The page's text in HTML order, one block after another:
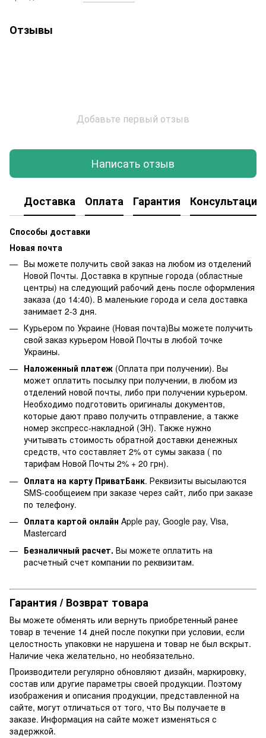
Отзывы
Добавьте первый отзыв
Написать отзыв
Доставка Оплата Гарантия Консультация
Способы доставки
Новая почта
Вы можете получить свой заказ на любом из отделений
Новой Почты. Доставка в крупные города (областные
центры) на следующий рабочий день после оформления
заказа (до 14:40). В маленькие города и села доставка
занимает 2-3 дня.
Курьером по Украине (Новая почта)Вы можете получить
свой заказ курьером Новой Почты в любой точке
Украины.
Наложенный платеж (Оплата при получении). Вы
может оплатить посылку при получении, в любом из
отделений новой почты, либо при получении курьером.
Необходимо подготовить оригиналы документов,
которые дают право получить отправление, а также
номер экспресс-накладной (ЭН). Также нужно
учитывать стоимость обратной доставки денежных
средств, что составляет 2% от сумы заказа ( по
тарифам Новой Почты 2% + 20 грн).
Оплата на карту ПриватБанк. Реквизиты высылаются
SMS-сообщеием при заказе через сайт, либо при заказе
по телефону.
Оплата картой онлайн Apple pay, Google pay, Visa,
Mastercard
Безналичный расчет. Вы можете оплатить на
расчетный счет компании по реквизитам.
Гарантия / Возврат товара
Вы можете обменять или вернуть приобретенный ранее
товар в течение 14 дней после покупки при условии, если
целостность упаковки не нарушена и товар не был вскрыт.
Наличие чека желательно, но необязательно.
Производители регулярно обновляют дизайн, маркировку,
состав или другие параметры своей продукции. Поэтому
изображения и описания продукции, представленной на
сайте, могут отличаться от того, что Вы получаете в
заказе. Информация на сайте может изменяться с
задержкой.